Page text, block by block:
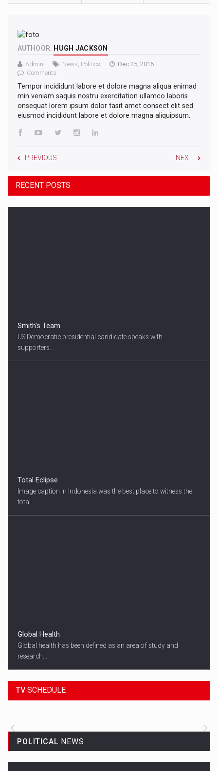
AUTHOOR: HUGH JACKSON
Admin News Politics
Dec 25, 2016
Comments
Tempor incididunt labore et dolore magna aliqua enimad
min veniam saquis nostru exercitation ullamco laboris
onsequat lorem ipsum dolor tasit amet consect elit sed
eiusmod incididunt labore et dolore magna aliquipsum.
PREVIOUS NEXT
RECENT POSTS
Smith's Team
US Democratic presidential candidate speaks with
supporters...
Total Eclipse
Image caption in Indonesia was the best place to witness the
total...
Global Health
Global health has been defined as an area of study and
research...
TV SCHEDULE
18:45
ALL THE LATEST SPORTS NEWS FROM
POLITICAL NEWS